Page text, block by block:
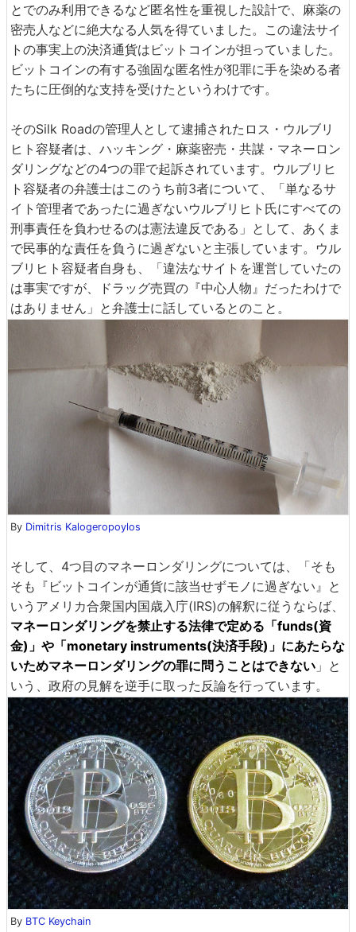
とでのみ利用できるなど匿名性を重視した設計で、麻薬の
密売人などに絶大なる人気を得ていました。この違法サイ
トの事実上の決済通貨はビットコインが担っていました。
ビットコインの有する強固な匿名性が犯罪に手を染める者
たちに圧倒的な支持を受けたというわけです。
そのSilk Roadの管理人として逮捕されたロス・ウルブリ
ヒト容疑者は、ハッキング・麻薬密売・共謀・マネーロン
ダリングなどの4つの罪で起訴されています。ウルブリヒ
ト容疑者の弁護士はこのうち前3者について、「単なるサ
イト管理者であったに過ぎないウルブリヒト氏にすべての
刑事責任を負わせるのは憲法違反である」として、あくま
で民事的な責任を負うに過ぎないと主張しています。ウル
ブリヒト容疑者自身も、「違法なサイトを運営していたの
は事実ですが、ドラッグ売買の『中心人物』だったわけで
はありません」と弁護士に話しているとのこと。
By Dimitris Kalogeropoylos
そして、4つ目のマネーロンダリングについては、「そも
そも『ビットコインが通貨に該当せずモノに過ぎない』と
いうアメリカ合衆国内国歳入庁(IRS)の解釈に従うならば、
マネーロンダリングを禁止する法律で定める「funds(資
金)」や「monetary instruments(決済手段)」にあたらな
いためマネーロンダリングの罪に問うことはできない 」と
いう、政府の見解を逆手に取った反論を行っています。
By BTC Keychain